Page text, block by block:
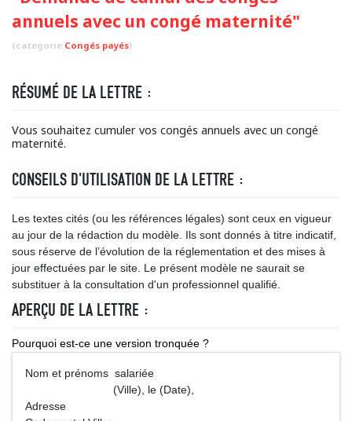
annuels avec un congé maternité"
(categorie Congés payés)
RÉSUMÉ DE LA LETTRE :
Vous souhaitez cumuler vos congés annuels avec un congé
maternité.
CONSEILS D'UTILISATION DE LA LETTRE :
Les textes cités (ou les références légales) sont ceux en vigueur
au jour de la rédaction du modèle. Ils sont donnés à titre indicatif,
sous réserve de l’évolution de la réglementation et des mises à
jour effectuées par le site. Le présent modèle ne saurait se
substituer à la consultation d'un professionnel qualifié.
APERÇU DE LA LETTRE :
Pourquoi est-ce une version tronquée ?
Nom et prénoms salariée
(Ville), le (Date),
Adresse